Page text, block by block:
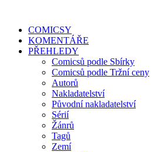
COMICSY
KOMENTÁŘE
PŘEHLEDY
Comicsů podle Sbírky
Comicsů podle Tržní ceny
Autorů
Nakladatelství
Původní nakladatelství
Sérií
Žánrů
Tagů
Zemí